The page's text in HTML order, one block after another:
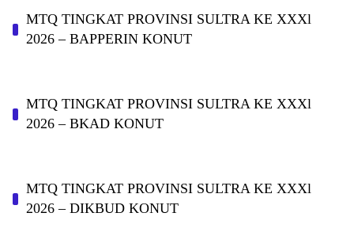
MTQ TINGKAT PROVINSI SULTRA KE XXXl
2026 – BAPPERIN KONUT
MTQ TINGKAT PROVINSI SULTRA KE XXXl
2026 – BKAD KONUT
MTQ TINGKAT PROVINSI SULTRA KE XXXl
2026 – DIKBUD KONUT